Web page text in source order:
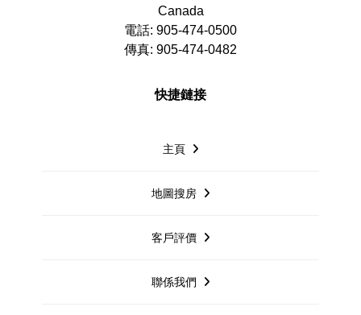
Canada
電話: 905-474-0500
傳真: 905-474-0482
快捷鏈接
主頁
地圖搜房
客戶評價
聯係我們